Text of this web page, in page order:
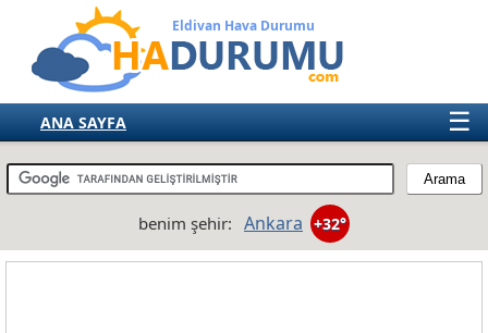
Eldivan Hava Durumu
☰
ANA SAYFA
TÜRKİYE
AVRUPA
benim şehir: Ankara +32°